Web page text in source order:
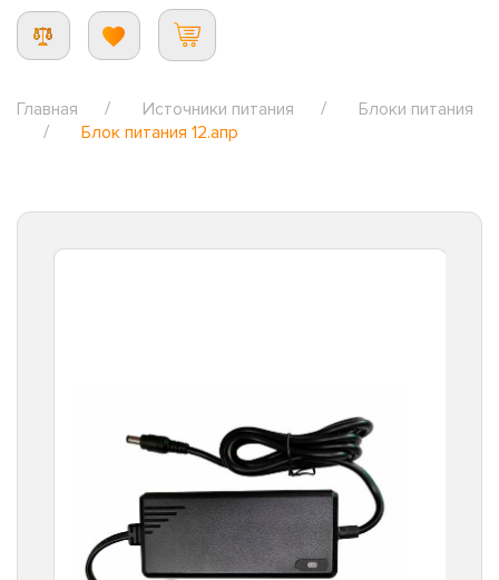
Главная Источники питания
Блоки питания
Блок питания 12.апр